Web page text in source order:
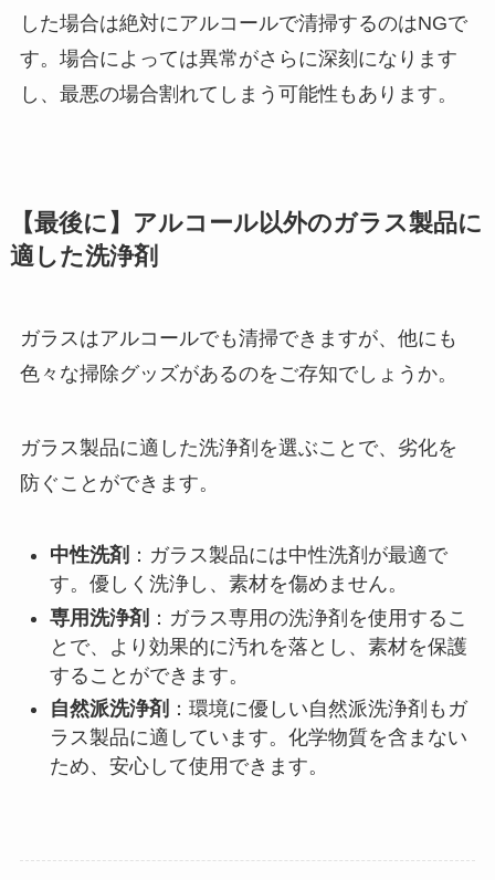
した場合は絶対にアルコールで清掃するのはNGで
す。場合によっては異常がさらに深刻になります
し、最悪の場合割れてしまう可能性もあります。
【最後に】アルコール以外のガラス製品に
適した洗浄剤
ガラスはアルコールでも清掃できますが、他にも
色々な掃除グッズがあるのをご存知でしょうか。
ガラス製品に適した洗浄剤を選ぶことで、劣化を
防ぐことができます。
中性洗剤 ：ガラス製品には中性洗剤が最適で
す。優しく洗浄し、素材を傷めません。
専用洗浄剤 ：ガラス専用の洗浄剤を使用するこ
とで、より効果的に汚れを落とし、素材を保護
することができます。
自然派洗浄剤 ：環境に優しい自然派洗浄剤もガ
ラス製品に適しています。化学物質を含まない
ため、安心して使用できます。